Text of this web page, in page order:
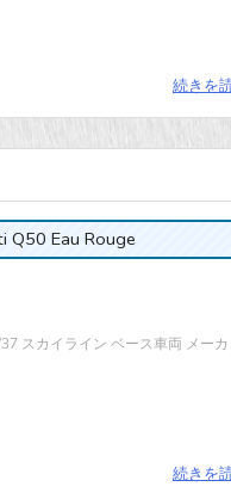
続きを
Q50 Eau Rouge
スカイライン ベース車両 メーカ
続きを